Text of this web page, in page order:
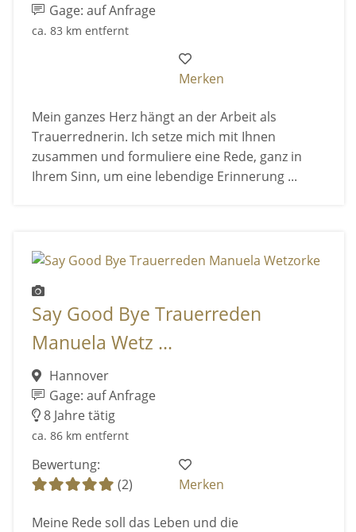
Gage: auf Anfrage
ca. 83 km entfernt
Merken
Mein ganzes Herz hängt an der Arbeit als
Trauerrednerin. Ich setze mich mit Ihnen
zusammen und formuliere eine Rede, ganz in
Ihrem Sinn, um eine lebendige Erinnerung ...
Say Good Bye Trauerreden
Manuela Wetz ...
Hannover
Gage: auf Anfrage
8 Jahre tätig
ca. 86 km entfernt
Bewertung:
(2)
Merken
Meine Rede soll das Leben und die